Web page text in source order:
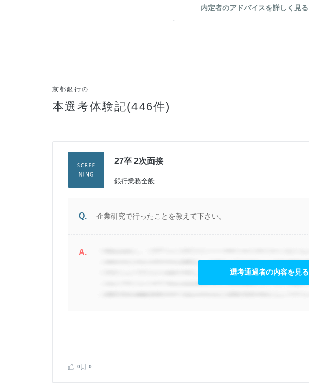
内定者のアドバイスを詳しく見る
京都銀行の
本選考体験記(446件)
27卒 2次面接
銀行業務全般
Q. 企業研究で行ったことを教えて下さい。
A.
選考通過者の内容を見る
0 0